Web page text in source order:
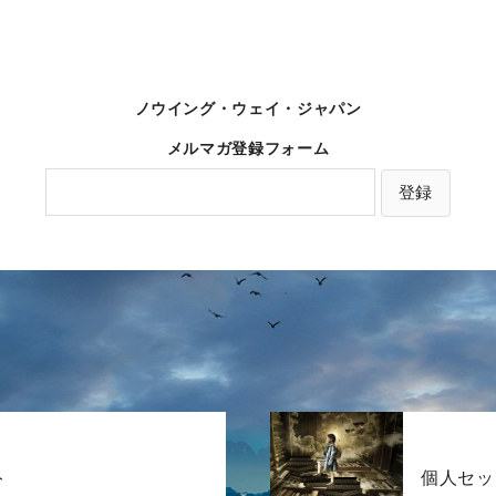
ノウイング・ウェイ・ジャパン
メルマガ登録フォーム
個人セ